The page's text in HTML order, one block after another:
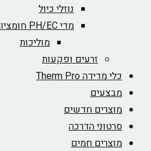
נוזלי כיול
מדי PH/EC חומציות
מוליכות
זרעים ופקעות
כלי מדידה Therm Pro
מבצעים
מוצרים חדשים
סרטוני הדרכה
מוצרים חמים